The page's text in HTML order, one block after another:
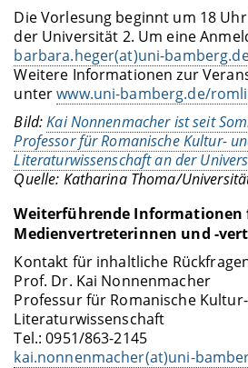
Die Vorlesung beginnt um 18
der Universität 2. Um eine
barbara.heger(at)uni-
Weitere Informationen zur
unterwww.uni-bamberg.de/
Bild:Kai Nonnenmacher ist seit
Professor für Romanische Kultur-
Literaturwissenschaft an der
Quelle: Katharina Thoma/
Weiterführende Informationen
Medienvertreterinnen und -
Kontakt für inhaltliche
Prof. Dr. Kai Nonnenmacher
Professur für Romanische
Literaturwissenschaft
Tel.: 0951/863-2145
kai.nonnenmacher(at)uni-